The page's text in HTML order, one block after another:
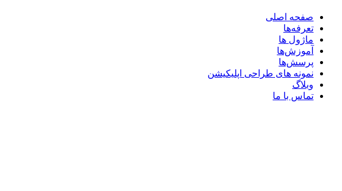
صفحه اصلی
تعرفه‌ها
ماژول ها
آموزش‌ها
پرسش‌ها
نمونه های طراحی اپلیکیشن
وبلاگ
تماس با ما